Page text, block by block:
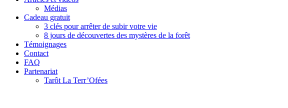
Médias
Cadeau gratuit
3 clés pour arrêter de subir votre vie
8 jours de découvertes des mystères de la forêt
Témoignages
Contact
FAQ
Partenariat
Tarôt La Terr’Ofées